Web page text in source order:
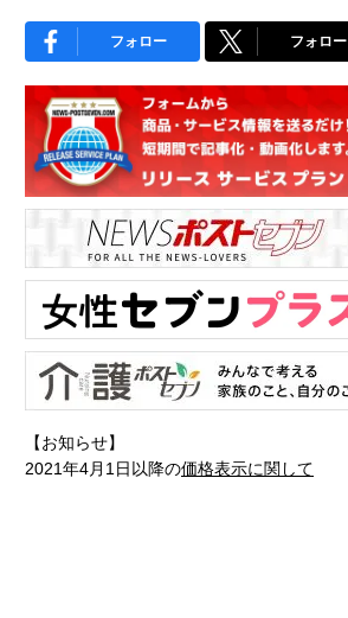
フォロー フォロー
【お知らせ】
2021年4月1日以降の価格表示に関して